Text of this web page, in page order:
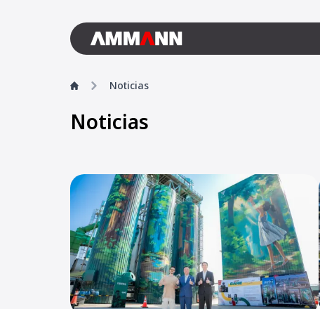
Noticias
Noticias